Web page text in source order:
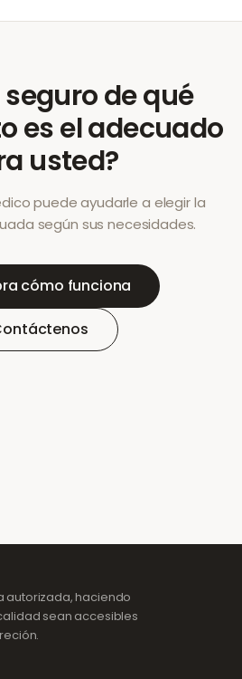
seguro de qué
es el adecuado
usted?
puede ayudarle a elegir la
según sus necesidades.
cómo funciona
autorizada, haciendo
sean accesibles